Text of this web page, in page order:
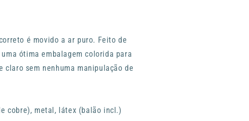
é movido a ar puro. Feito de
ótima embalagem colorida para
claro sem nenhuma manipulação de
cobre), metal, látex (balão incl.)